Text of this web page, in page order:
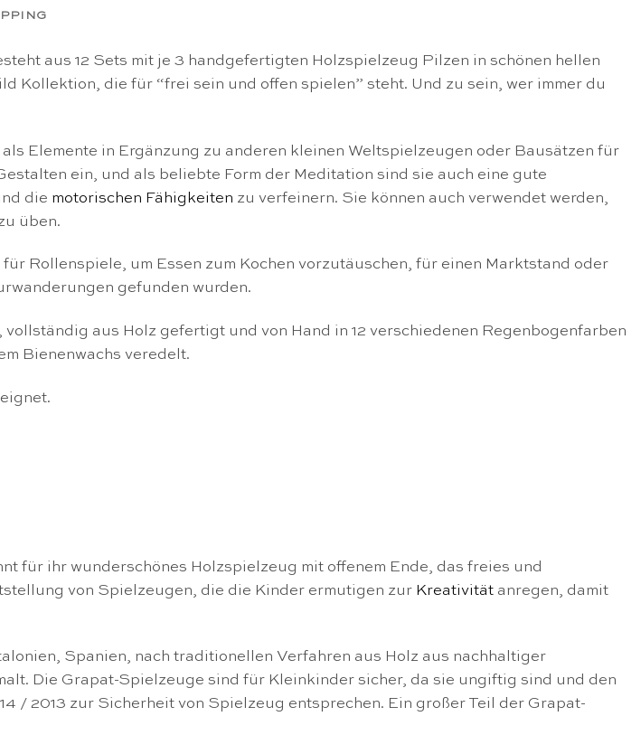
aus 12 Sets mit je 3 handgefertigten Holzspielzeug Pilzen in schönen hellen
Kollektion, die für “frei sein und offen spielen” steht. Und zu sein, wer immer du
Elemente in Ergänzung zu anderen kleinen Weltspielzeugen oder Bausätzen für
ein, und als beliebte Form der Meditation sind sie auch eine gute
die motorischen Fähigkeiten zu verfeinern. Sie können auch verwendet werden,
üben.
Rollenspiele, um Essen zum Kochen vorzutäuschen, für einen Marktstand oder
gefunden wurden.
aus Holz gefertigt und von Hand in 12 verschiedenen Regenbogenfarben
Bienenwachs veredelt.
für ihr wunderschönes Holzspielzeug mit offenem Ende, das freies und
von Spielzeugen, die die Kinder ermutigen zur Kreativität anregen, damit
Spanien, nach traditionellen Verfahren aus Holz aus nachhaltiger
Die Grapat-Spielzeuge sind für Kleinkinder sicher, da sie ungiftig sind und den
/ 2013 zur Sicherheit von Spielzeug entsprechen. Ein großer Teil der Grapat-